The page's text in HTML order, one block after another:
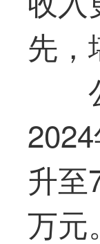
先，
升至
万元